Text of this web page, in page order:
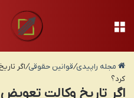
مجله راپیدی/قوانین حقوقی/اگر
کرد؟
اگر تاریخ وکالت